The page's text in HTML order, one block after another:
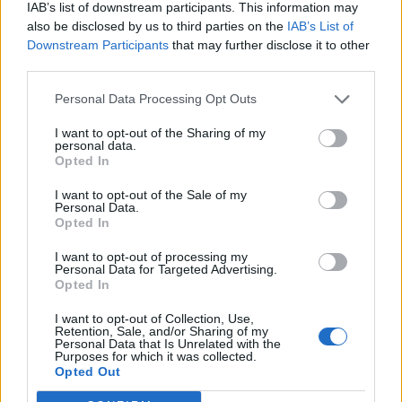
IAB’s list of downstream participants. This information may
also be disclosed by us to third parties on the IAB’s List of
Downstream Participants that may further disclose it to other
Personal Data Processing Opt Outs
I want to opt-out of the Sharing of my
personal data.
Opted In
I want to opt-out of the Sale of my
Personal Data.
Opted In
I want to opt-out of processing my
Personal Data for Targeted Advertising.
Opted In
I want to opt-out of Collection, Use,
Retention, Sale, and/or Sharing of my
Personal Data that Is Unrelated with the
Purposes for which it was collected.
Opted Out
Ακολουθήστε το Pink.gr στο Google Newsκαι
μάθετε πρώτοιτα πιο hot νέα.
Ακολουθήστε το Pink.gr και στοInstagram
Διαβάστε Ακόμη
ΠΡΙΝ 8 ΕΒΔΟΜΆΔΕΣ
Μπότσης: Ο παραμυθένιος
γάμος του ζευγαριού
Μαρία Μπεκατώρουν, Μαρία
Καβογιάννη, ο Ανδρέας Γεωργίου
μαζί με τη σύζυγό του Σιμώνη
CELEBS ΠΡΙΝ 8 ΕΒΔΟΜΆΔΕΣ
ξέφρενος χορός αλά «Είσαι